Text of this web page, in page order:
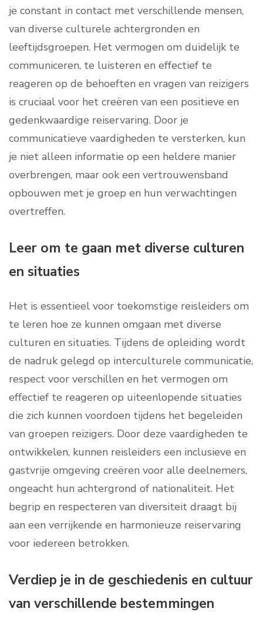
je constant in contact met verschillende mensen,
van diverse culturele achtergronden en
leeftijdsgroepen. Het vermogen om duidelijk te
communiceren, te luisteren en effectief te
reageren op de behoeften en vragen van reizigers
is cruciaal voor het creëren van een positieve en
gedenkwaardige reiservaring. Door je
communicatieve vaardigheden te versterken, kun
je niet alleen informatie op een heldere manier
overbrengen, maar ook een vertrouwensband
opbouwen met je groep en hun verwachtingen
overtreffen.
Leer om te gaan met diverse culturen
en situaties
Het is essentieel voor toekomstige reisleiders om
te leren hoe ze kunnen omgaan met diverse
culturen en situaties. Tijdens de opleiding wordt
de nadruk gelegd op interculturele communicatie,
respect voor verschillen en het vermogen om
effectief te reageren op uiteenlopende situaties
die zich kunnen voordoen tijdens het begeleiden
van groepen reizigers. Door deze vaardigheden te
ontwikkelen, kunnen reisleiders een inclusieve en
gastvrije omgeving creëren voor alle deelnemers,
ongeacht hun achtergrond of nationaliteit. Het
begrip en respecteren van diversiteit draagt bij
aan een verrijkende en harmonieuze reiservaring
voor iedereen betrokken.
Verdiep je in de geschiedenis en cultuur
van verschillende bestemmingen